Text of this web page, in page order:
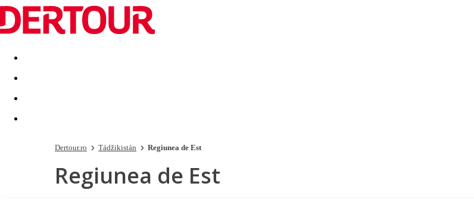
Destinatii Vacanta perfecta OFERTE DE NERATAT
Dertour.ro Tádžikistán Regiunea de Est
Regiunea de Est